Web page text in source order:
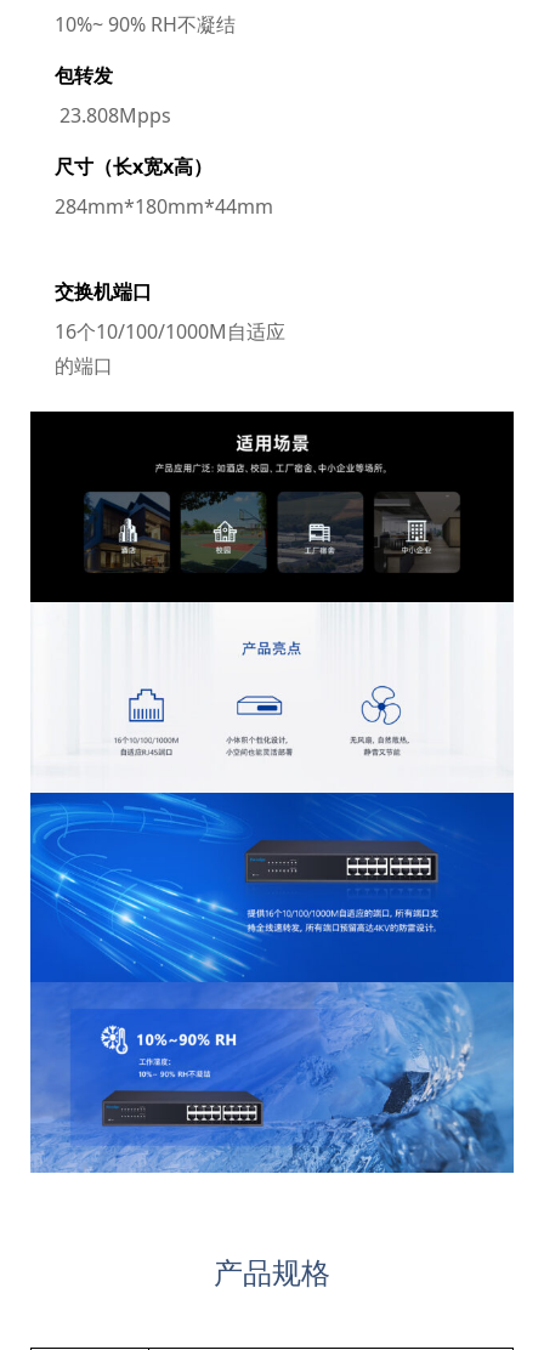
10%~ 90% RH不凝结
包转发
23.808Mpps
尺寸（长x宽x高）
284mm*180mm*44mm
交换机端口
16个10/100/1000M自适应
的端口
产品规格